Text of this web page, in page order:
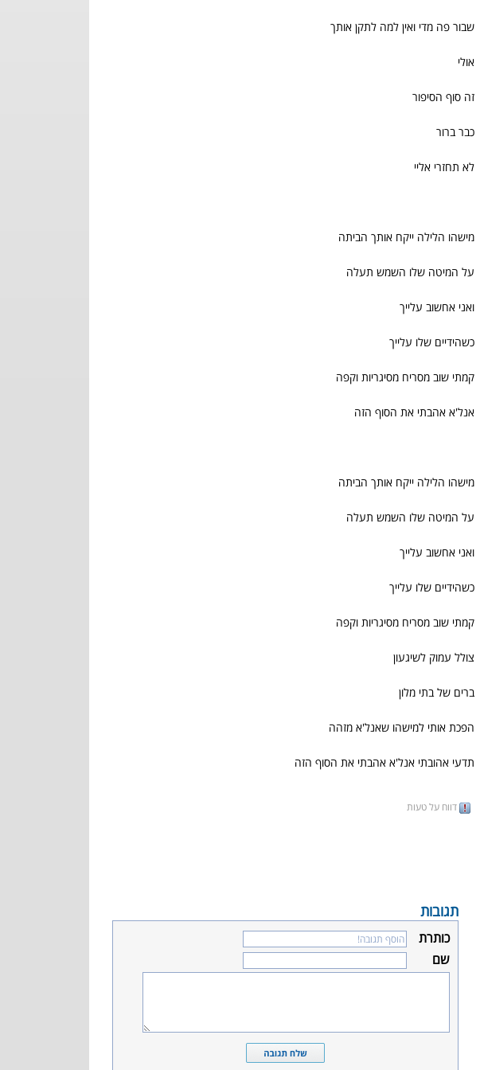
שבור פה מדי ואין למה לתקן אותך
אולי
זה סוף הסיפור
כבר ברור
לא תחזרי אליי
מישהו הלילה ייקח אותך הביתה
על המיטה שלו השמש תעלה
ואני אחשוב עלייך
כשהידיים שלו עלייך
קמתי שוב מסריח מסיגריות וקפה
אנל'א אהבתי את הסוף הזה
מישהו הלילה ייקח אותך הביתה
על המיטה שלו השמש תעלה
ואני אחשוב עלייך
כשהידיים שלו עלייך
קמתי שוב מסריח מסיגריות וקפה
צולל עמוק לשיגעון
ברים של בתי מלון
הפכת אותי למישהו שאנל'א מזהה
תדעי אהובתי אנל'א אהבתי את הסוף הזה
דווח על טעות
תגובות
כותרת
שם